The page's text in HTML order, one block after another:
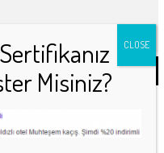
Search
for:
Çözümü!
Kaçırmayın!